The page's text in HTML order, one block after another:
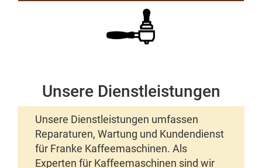
Unsere Dienstleistungen
Unsere Dienstleistungen umfassen
Reparaturen, Wartung und Kundendienst
für Franke Kaffeemaschinen. Als
Experten für Kaffeemaschinen sind wir